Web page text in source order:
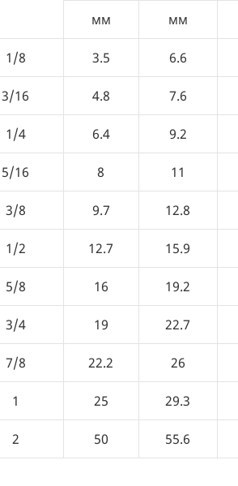
мм мм
1/8 3.5 6.6
3/16 4.8 7.6
1/4 6.4 9.2
5/16 8 11
3/8 9.7 12.8
1/2 12.7 15.9
5/8 16 19.2
3/4 19 22.7
7/8 22.2 26
1 25 29.3
2 50 55.6